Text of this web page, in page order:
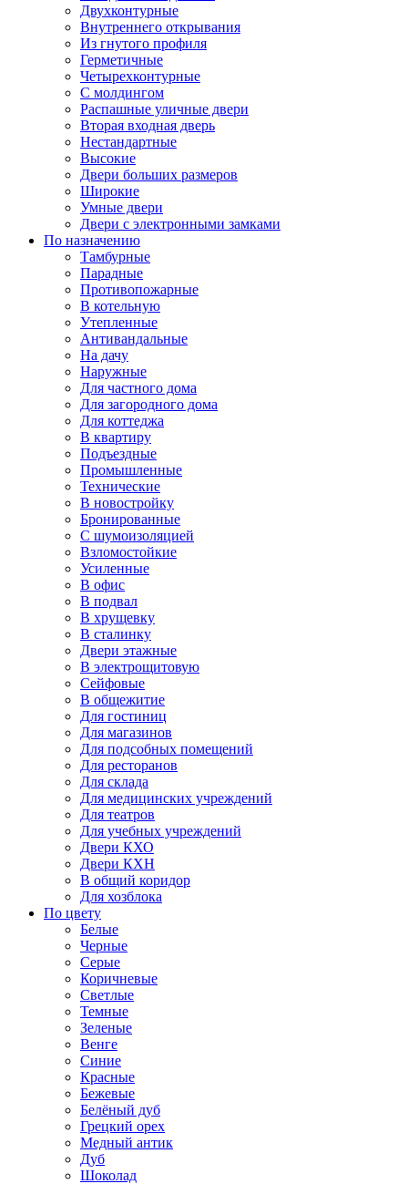
Двухконтурные
Внутреннего открывания
Из гнутого профиля
Герметичные
Четырехконтурные
С молдингом
Распашные уличные двери
Вторая входная дверь
Нестандартные
Высокие
Двери больших размеров
Широкие
Умные двери
Двери с электронными замками
По назначению
Тамбурные
Парадные
Противопожарные
В котельную
Утепленные
Антивандальные
На дачу
Наружные
Для частного дома
Для загородного дома
Для коттеджа
В квартиру
Подъездные
Промышленные
Технические
В новостройку
Бронированные
С шумоизоляцией
Взломостойкие
Усиленные
В офис
В подвал
В хрущевку
В сталинку
Двери этажные
В электрощитовую
Сейфовые
В общежитие
Для гостиниц
Для магазинов
Для подсобных помещений
Для ресторанов
Для склада
Для медицинских учреждений
Для театров
Для учебных учреждений
Двери КХО
Двери КХН
В общий коридор
Для хозблока
По цвету
Белые
Черные
Серые
Коричневые
Светлые
Темные
Зеленые
Венге
Синие
Красные
Бежевые
Белёный дуб
Грецкий орех
Медный антик
Дуб
Шоколад